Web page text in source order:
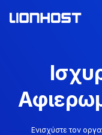
Ενισχύστε τον